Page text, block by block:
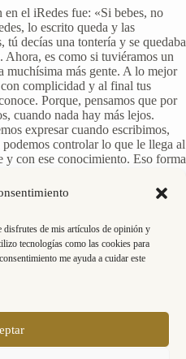
disfrutes de mis artículos de opinión y
tecnologías como las cookies para
me ayuda a cuidar este
el iRedes fue: «Si bebes, no
lo escrito queda y las
tú decías una tontería y se quedaba
Ahora, es como si tuviéramos un
muchísima más gente. A lo mejor
complicidad y al final tus
Porque, pensamos que por
cuando nada hay más lejos.
expresar cuando escribimos,
controlar lo que le llega al
con ese conocimiento. Eso forma
desde nuestra
pero eso no nos asegura
contraria. Es lo que escribía
las redes? Sí, es obvio. Los seres
que realizamos y la comunicación
naturaleza. La forma en cómo la
común, siguiendo una serie de
nos pueden ayudar en las
la red.